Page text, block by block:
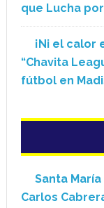
que Lucha
¡Ni el calor
“Chavita
fútbol en
Santa
Carlos